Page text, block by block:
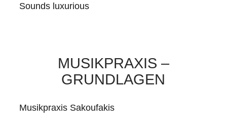
Sounds luxurious
MUSIKPRAXIS –
GRUNDLAGEN
Musikpraxis Sakoufakis